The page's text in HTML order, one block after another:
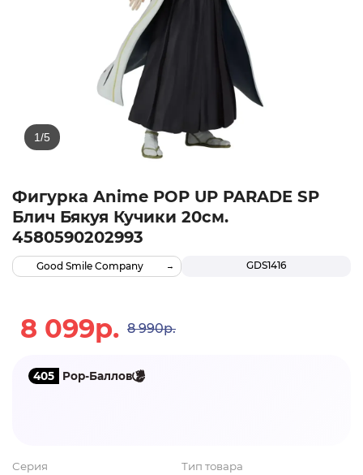
Фигурка Anime POP UP PARADE SP
Блич Бякуя Кучики 20см.
4580590202993
GDS1416
Good Smile Company
8 099р. 8 990р.
405 Pop-Баллов
Серия Тип товара